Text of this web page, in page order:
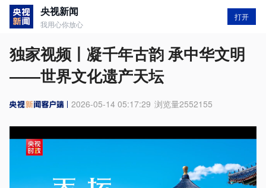
央视新闻
我用心你放心
打开
独家视频丨凝千年古韵 承中华文明
——世界文化遗产天坛
2026-05-14 05:17:29 浏览量2552155